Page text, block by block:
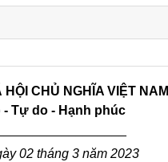
HỘI CHỦ NGHĨA VIỆT NAM
Tự do - Hạnh phúc
02 tháng 3 năm 2023